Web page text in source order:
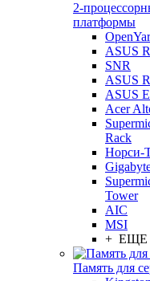
2-
платформы
ASUS
SNR
ASUS
ASUS
Acer
Rack
Норси-
Tower
AIC
MSI
+ ЕЩЕ
Память для